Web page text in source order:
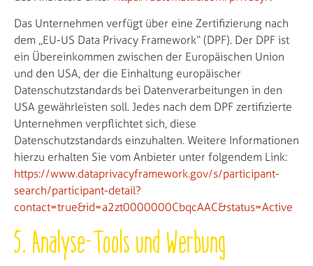
Das Unternehmen verfügt über eine Zertifizierung nach
dem „EU-US Data Privacy Framework“ (DPF). Der DPF ist
ein Übereinkommen zwischen der Europäischen Union
und den USA, der die Einhaltung europäischer
Datenschutzstandards bei Datenverarbeitungen in den
USA gewährleisten soll. Jedes nach dem DPF zertifizierte
Unternehmen verpflichtet sich, diese
Datenschutzstandards einzuhalten. Weitere Informationen
hierzu erhalten Sie vom Anbieter unter folgendem Link:
https://www.dataprivacyframework.gov/s/participant-
search/participant-detail?
contact=true&id=a2zt0000000CbqcAAC&status=Active
5. Analyse-Tools und Werbung